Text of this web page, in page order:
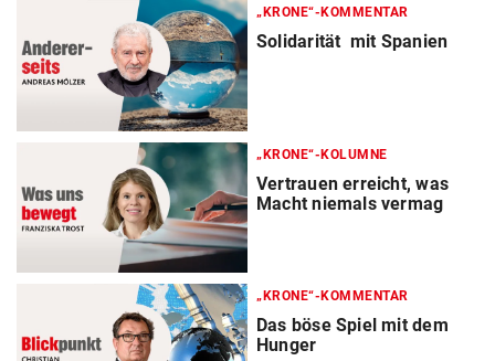
„KRONE“-KOMMENTAR
Solidarität mit Spanien
„KRONE“-KOLUMNE
Vertrauen erreicht, was
Macht niemals vermag
„KRONE“-KOMMENTAR
Das böse Spiel mit dem
Hunger